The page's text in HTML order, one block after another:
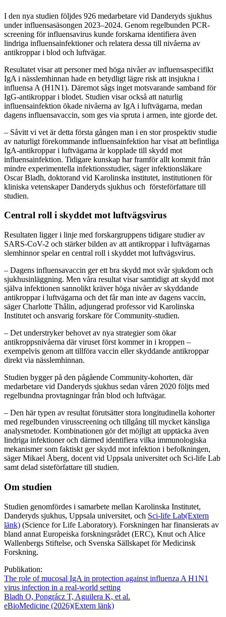
I den nya studien följdes 926 medarbetare vid Danderyds sjukhus
under influensasäsongen 2023–2024. Genom regelbunden PCR-
screening för influensavirus kunde forskarna identifiera även
lindriga influensainfektioner och relatera dessa till nivåerna av
antikroppar i blod och luftvägar.
Resultatet visar att personer med höga nivåer av influensaspecifikt
IgA i nässlemhinnan hade en betydligt lägre risk att insjukna i
influensa A (H1N1). Däremot sågs inget motsvarande samband för
IgG-antikroppar i blodet. Studien visar också att naturlig
influensainfektion ökade nivåerna av IgA i luftvägarna, medan
dagens influensavaccin, som ges via spruta i armen, inte gjorde det.
– Såvitt vi vet är detta första gången man i en stor prospektiv studie
av naturligt förekommande influensainfektion har visat att befintliga
IgA-antikroppar i luftvägarna är kopplade till skydd mot
influensainfektion. Tidigare kunskap har framför allt kommit från
mindre experimentella infektionsstudier, säger infektionsläkare
Oscar Bladh, doktorand vid Karolinska institutet, institutionen för
kliniska vetenskaper Danderyds sjukhus och försteförfattare till
studien.
Central roll i skyddet mot luftvägsvirus
Resultaten ligger i linje med forskargruppens tidigare studier av
SARS-CoV-2 och stärker bilden av att antikroppar i luftvägarnas
slemhinnor spelar en central roll i skyddet mot luftvägsvirus.
– Dagens influensavaccin ger ett bra skydd mot svår sjukdom och
sjukhusinläggning. Men våra resultat visar samtidigt att skydd mot
själva infektionen sannolikt kräver höga nivåer av skyddande
antikroppar i luftvägarna och det får man inte av dagens vaccin,
säger Charlotte Thålin, adjungerad professor vid Karolinska
Institutet och ansvarig forskare för Community-studien.
– Det understryker behovet av nya strategier som ökar
antikroppsnivåerna där viruset först kommer in i kroppen –
exempelvis genom att tillföra vaccin eller skyddande antikroppar
direkt via nässlemhinnan.
Studien bygger på den pågående Community-kohorten, där
medarbetare vid Danderyds sjukhus sedan våren 2020 följts med
regelbundna provtagningar från blod och luftvägar.
– Den här typen av resultat förutsätter stora longitudinella kohorter
med regelbunden virusscreening och tillgång till mycket känsliga
analysmetoder. Kombinationen gör det möjligt att upptäcka även
lindriga infektioner och därmed identifiera vilka immunologiska
mekanismer som faktiskt ger skydd mot infektion i befolkningen,
säger Mikael Åberg, docent vid Uppsala universitet och Sci-life Lab
samt delad sisteförfattare till studien.
Om studien
Studien genomfördes i samarbete mellan Karolinska Institutet,
Danderyds sjukhus, Uppsala universitet, och Sci-life Lab(Extern
länk) (Science for Life Laboratory). Forskningen har finansierats av
bland annat Europeiska forskningsrådet (ERC), Knut och Alice
Wallenbergs Stiftelse, och Svenska Sällskapet för Medicinsk
Forskning.
Publikation:
The role of mucosal IgA in protection against influenza A H1N1
virus infection in a real-world setting
Bladh O, Pongrácz T, Aguilera K, et al.
eBioMedicine (2026)(Extern länk)